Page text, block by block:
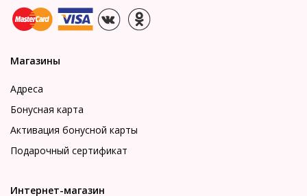
Магазины
Адреса
Бонусная карта
Активация бонусной карты
Подарочный сертификат
Интернет-магазин